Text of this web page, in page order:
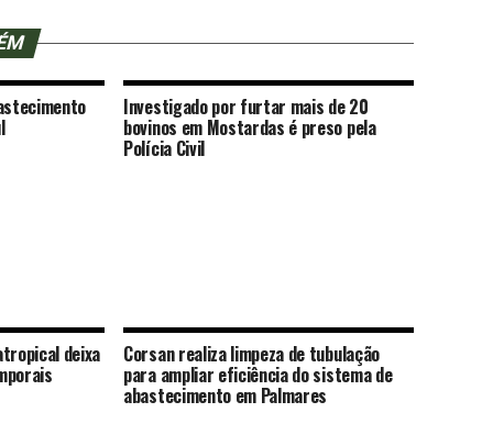
Investigado por furtar mais de 20
bovinos em Mostardas é preso pela
Polícia Civil
deixa Corsan realiza limpeza de tubulação
para ampliar eficiência do sistema de
abastecimento em Palmares